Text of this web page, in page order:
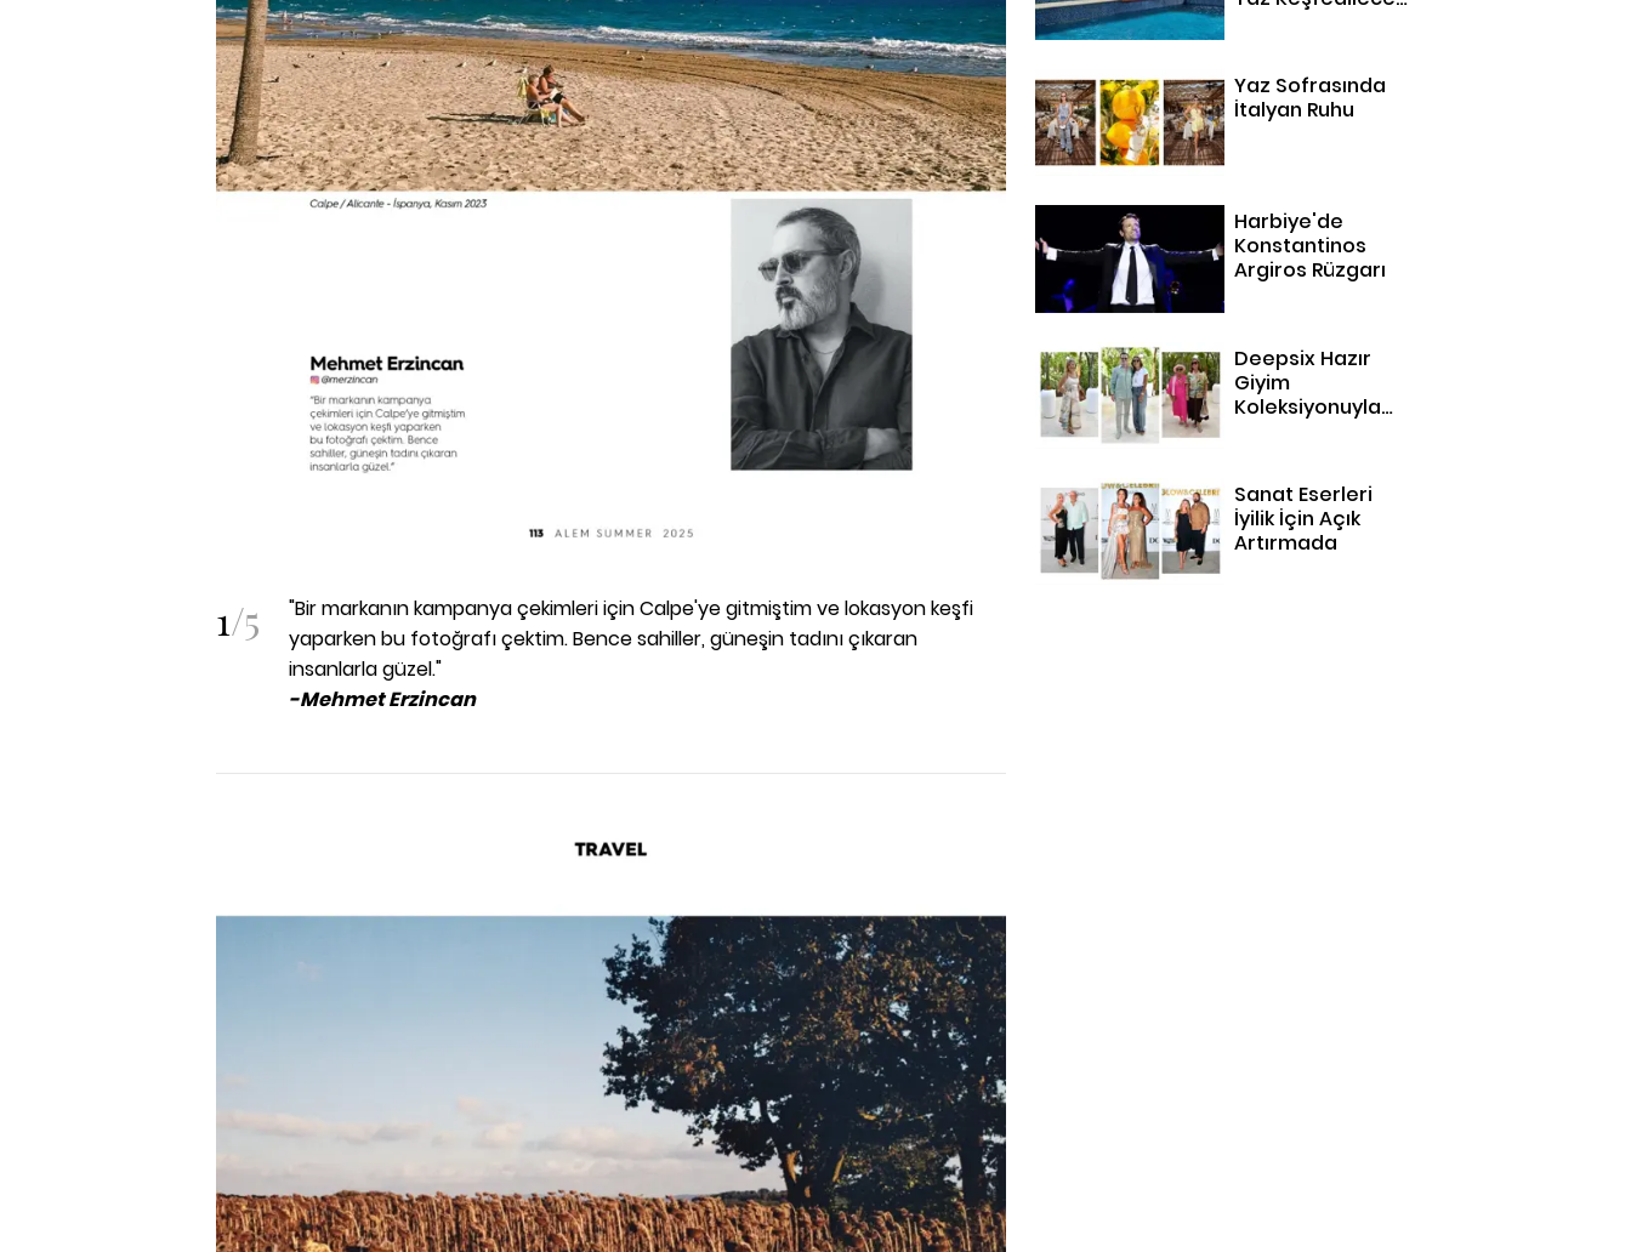
1/5
"Bir markanın kampanya çekimleri için Calpe'ye gitmiştim ve lokasyon keşfi
yaparken bu fotoğrafı çektim. Bence sahiller, güneşin tadını çıkaran
insanlarla güzel."
-Mehmet Erzincan
Yaz Sofrasında
İtalyan Ruhu
Harbiye'de
Konstantinos
Argiros Rüzgarı
Deepsix Hazır
Giyim
Koleksiyonuyla
Sanat Eserleri
İyilik İçin Açık
Artırmada